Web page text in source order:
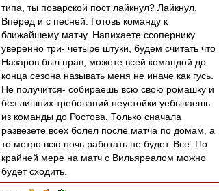
типа, ты поварской пост лайкнул? Лайкнул.
Вперед и с песней. Готовь команду к
ближайшему матчу. Напихаете ссопернику
уверенно три- четыре штуки, будем считать что
Назаров был прав, можете всей командой до
конца сезона называть меня не иначе как гусь.
Не получится- собираешь всю свою ромашку и
без лишних требований неустойки уебываешь
из команды до Ростова. Только сначала
развезете всех болел после матча по домам, а
то метро всю ночь работать не будет. Все. По
крайней мере на матч с Вильяреалом можно
будет сходить.